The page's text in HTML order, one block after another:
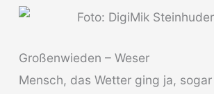
Großenwieden – Weser
Mensch, das Wetter ging ja,